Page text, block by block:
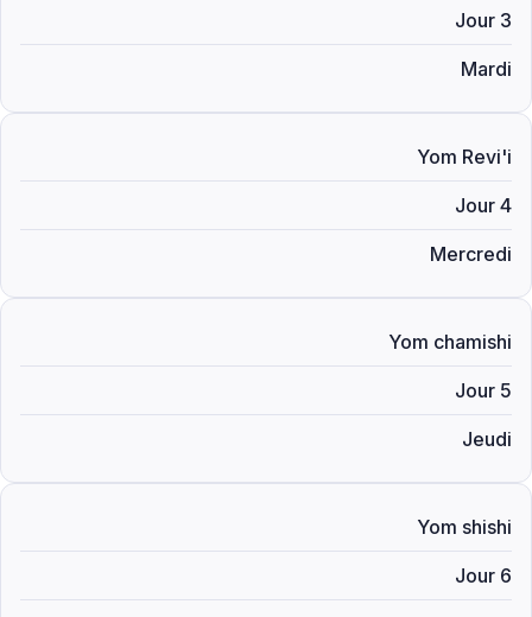
Jour 3
Mardi
Yom Revi'i
Jour 4
Mercredi
Yom chamishi
Jour 5
Jeudi
Yom shishi
Jour 6